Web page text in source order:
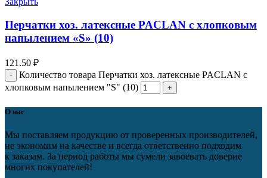
Перчатки хоз. латексные PACLAN с хлопковым
напылением «S» (10)
121.50 ₽
Количество товара Перчатки хоз. латексные PACLAN с
хлопковым напылением "S" (10)
О нас
Мы поставляем продукцию от проверенных производителей,
не экономим на качестве и всегда ответственно подходим
к заказам. За период работы мы сумели завоевать доверие
многих покупателей!